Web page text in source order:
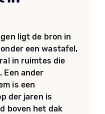
ligt de bron in
een wastafel,
in ruimtes die
Een ander
is een
der jaren is
boven het dak